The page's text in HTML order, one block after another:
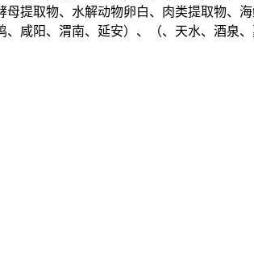
提取物、水解动物卵白、肉类提取物、
咸阳、渭南、延安）、（、天水、酒泉